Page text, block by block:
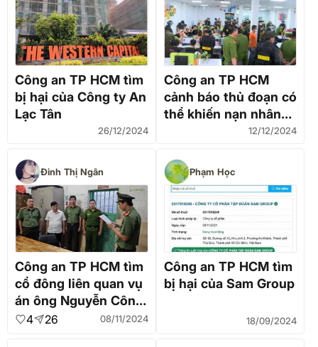
Công an TP HCM tìm
bị hại của Công ty An
Lạc Tân
26/12/2024
Công an TP HCM
cảnh báo thủ đoạn có
thể khiến nạn nhân
không còn tiền ăn Tết
12/12/2024
Đinh Thị Ngân
Công an TP HCM tìm
cổ đông liên quan vụ
án ông Nguyễn Công
Khế
4 26 08/11/2024
Phạm Học
Công an TP HCM tìm
bị hại của Sam Group
18/09/2024